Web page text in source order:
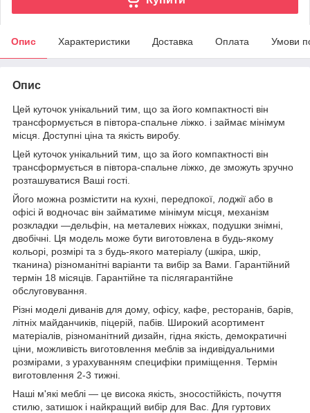
Опис Характеристики Доставка Оплата Умови
Опис
Цей куточок унікальний тим, що за його компактності він
трансформується в півтора-спальне ліжко. і займає мінімум
місця. Доступні ціна та якість виробу.
Цей куточок унікальний тим, що за його компактності він
трансформується в півтора-спальне ліжко, де зможуть зручно
розташуватися Ваші гості.
Його можна розмістити на кухні, передпокої, лоджії або в
офісі й водночас він займатиме мінімум місця, механізм
розкладки —дельфін, на металевих ніжках, подушки знімні,
двобічні. Ця модель може бути виготовлена в будь-якому
кольорі, розмірі та з будь-якого матеріалу (шкіра, шкір,
тканина) різноманітні варіанти та вибір за Вами. Гарантійний
термін 18 місяців. Гарантійне та післягарантійне
обслуговування.
Різні моделі диванів для дому, офісу, кафе, ресторанів, барів,
літніх майданчиків, піцерій, пабів. Широкий асортимент
матеріалів, різноманітний дизайн, гідна якість, демократичні
ціни, можливість виготовлення меблів за індивідуальними
розмірами, з урахуванням специфіки приміщення. Термін
виготовлення 2-3 тижні.
Наші м'які меблі — це висока якість, зносостійкість, почуття
стилю, затишок і найкращий вибір для Вас. Для гуртових